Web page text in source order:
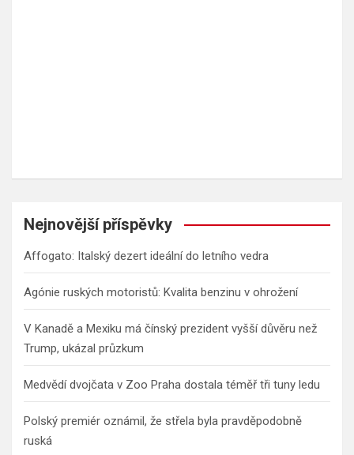
Nejnovější příspěvky
Affogato: Italský dezert ideální do letního vedra
Agónie ruských motoristů: Kvalita benzinu v ohrožení
V Kanadě a Mexiku má čínský prezident vyšší důvěru než
Trump, ukázal průzkum
Medvědí dvojčata v Zoo Praha dostala téměř tři tuny ledu
Polský premiér oznámil, že střela byla pravděpodobně
ruská